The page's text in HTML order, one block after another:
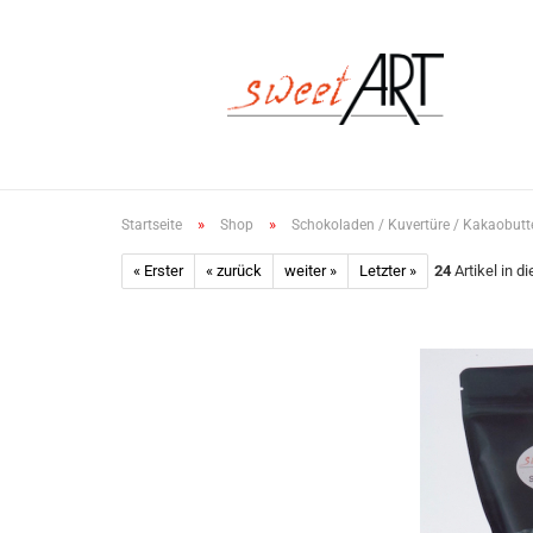
Startseite » Shop » Schokoladen / Kuvertüre /
« Erster « zurück weiter » Letzter » 24 Artikel in